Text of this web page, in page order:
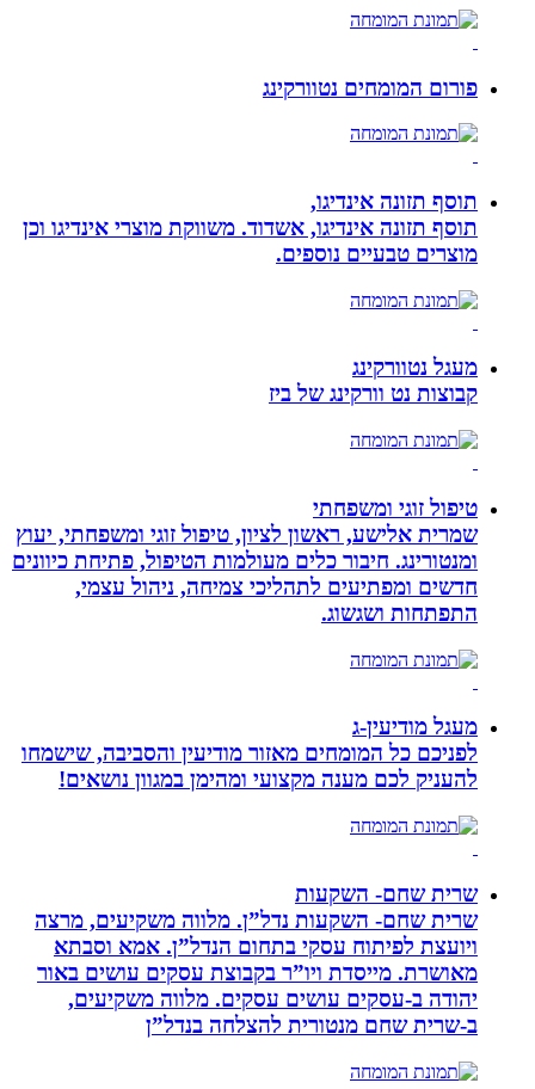
פורום המומחים נטוורקינג
תוסף תזונה אינדיגו,
תוסף תזונה אינדיגו, אשדוד. משווקת מוצרי אינדיגו וכן
מוצרים טבעיים נוספים.
מעגל נטוורקינג
קבוצות נט וורקינג של ביז
טיפול זוגי ומשפחתי
שמרית אלישע, ראשון לציון, טיפול זוגי ומשפחתי, יעוץ
ומנטורינג. חיבור כלים מעולמות הטיפול, פתיחת כיוונים
חדשים ומפתיעים לתהליכי צמיחה, ניהול עצמי,
התפתחות ושגשוג.
מעגל מודיעין-ג
לפניכם כל המומחים מאזור מודיעין והסביבה, שישמחו
להעניק לכם מענה מקצועי ומהימן במגוון נושאים!
שרית שחם- השקעות
שרית שחם- השקעות נדל”ן. מלווה משקיעים, מרצה
ויועצת לפיתוח עסקי בתחום הנדל”ן. אמא וסבתא
מאושרת. ‏מייסדת ויו”ר בקבוצת עסקים עושים באור
יהודה‏ ב-‏עסקים עושים עסקים‏. ‏מלווה משקיעים,
ב-‏שרית שחם מנטורית להצלחה בנדל”ן‏